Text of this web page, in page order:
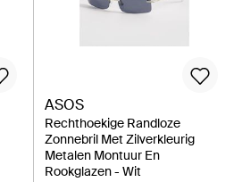
ASOS
Rechthoekige Randloze
Zonnebril Met Zilverkleurig
Metalen Montuur En
Rookglazen - Wit